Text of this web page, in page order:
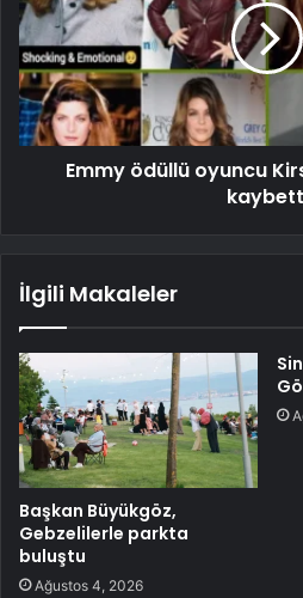
Emmy ödüllü oyuncu
İlgili Makaleler
Başkan Büyükgöz,
Gebzelilerle parkta
buluştu
Ağustos 4, 2026